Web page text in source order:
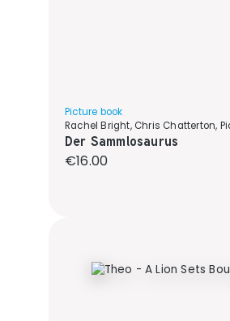
Picture book
Rachel Bright, Chris Chatterton,
Der Sammlosaurus
Regular price:
€16.00